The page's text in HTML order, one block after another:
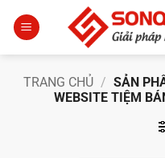
qua
TRANG CHỦ / SẢN
WEBSITE TIỆM